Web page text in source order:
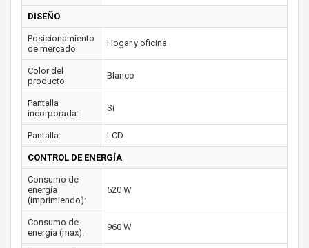
DISEÑO
Posicionamiento
de mercado:
Hogar y oficina
Color del
producto:
Blanco
Pantalla
incorporada:
Si
Pantalla: LCD
CONTROL DE ENERGÍA
Consumo de
energía
(imprimiendo):
520 W
Consumo de
energía (max):
960 W